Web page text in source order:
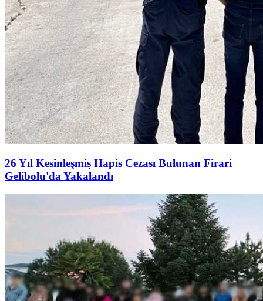
26 Yıl Kesinleşmiş Hapis Cezası Bulunan Firari
Gelibolu'da Yakalandı